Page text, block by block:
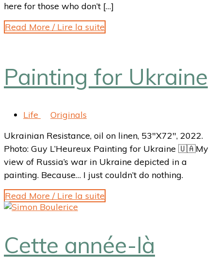
here for those who don’t […]
Read More / Lire la suite
Painting for Ukraine
Life
Originals
Ukrainian Resistance, oil on linen, 53″X72″, 2022.
Photo: Guy L’Heureux Painting for Ukraine 🇺🇦My
view of Russia’s war in Ukraine depicted in a
painting. Because… I just couldn’t do nothing.
Read More / Lire la suite
Cette année-là